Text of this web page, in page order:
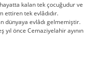
kalan tek çocuğudur ve
ettiren tek evlâdıdır.
dünyaya evlâdı gelmemiştir.
yıl önce Cemaziyelahir ayının